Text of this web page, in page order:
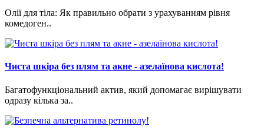
Олії для тіла: Як правильно обрати з урахуванням рівня
комедоген..
Чиста шкіра без плям та акне - азелаїнова кислота!
Багатофункціональний актив, який допомагає вирішувати
одразу кілька за..